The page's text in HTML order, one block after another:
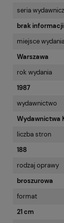
seria
brak informacji
miejsce
Warszawa
rok wydania
1987
wydawnictwo
Wydawnictwa
liczba stron
188
rodzaj oprawy
broszurowa
format
21 cm